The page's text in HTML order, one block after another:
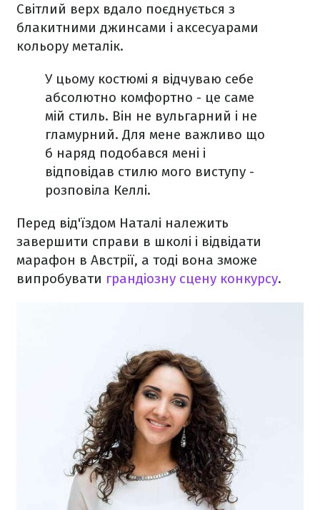
Світлий верх вдало поєднується з
блакитними джинсами і аксесуарами
кольору металік.
У цьому костюмі я відчуваю себе
абсолютно комфортно - це саме
мій стиль. Він не вульгарний і не
гламурний. Для мене важливо що
б наряд подобався мені і
відповідав стилю мого виступу -
розповіла Келлі.
Перед від'їздом Наталі належить
завершити справи в школі і відвідати
марафон в Австрії, а тоді вона зможе
випробувати грандіозну сцену конкурсу.